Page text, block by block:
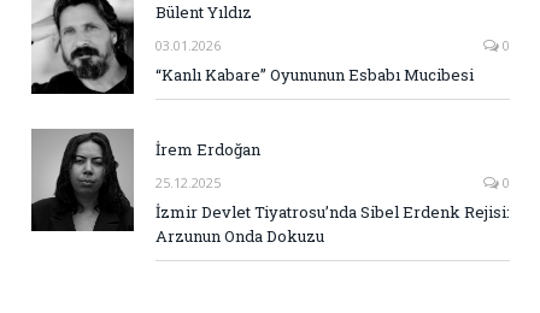
Bülent Yıldız
03.01.2026 0
“Kanlı Kabare” Oyununun Esbabı Mucibesi
İrem Erdoğan
25.12.2025 0
İzmir Devlet Tiyatrosu’nda Sibel Erdenk Rejisi:
Arzunun Onda Dokuzu